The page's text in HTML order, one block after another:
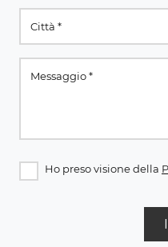
Ho preso visione della